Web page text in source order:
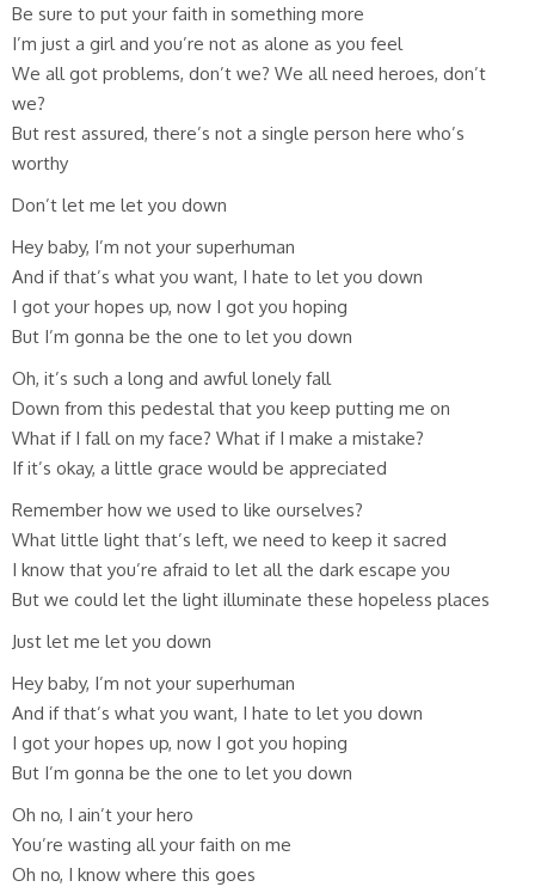
Be sure to put your faith in something more
I’m just a girl and you’re not as alone as you feel
We all got problems, don’t we? We all need heroes, don’t
we?
But rest assured, there’s not a single person here who’s
worthy
Don’t let me let you down
Hey baby, I’m not your superhuman
And if that’s what you want, I hate to let you down
I got your hopes up, now I got you hoping
But I’m gonna be the one to let you down
Oh, it’s such a long and awful lonely fall
Down from this pedestal that you keep putting me on
What if I fall on my face? What if I make a mistake?
If it’s okay, a little grace would be appreciated
Remember how we used to like ourselves?
What little light that’s left, we need to keep it sacred
I know that you’re afraid to let all the dark escape you
But we could let the light illuminate these hopeless places
Just let me let you down
Hey baby, I’m not your superhuman
And if that’s what you want, I hate to let you down
I got your hopes up, now I got you hoping
But I’m gonna be the one to let you down
Oh no, I ain’t your hero
You’re wasting all your faith on me
Oh no, I know where this goes